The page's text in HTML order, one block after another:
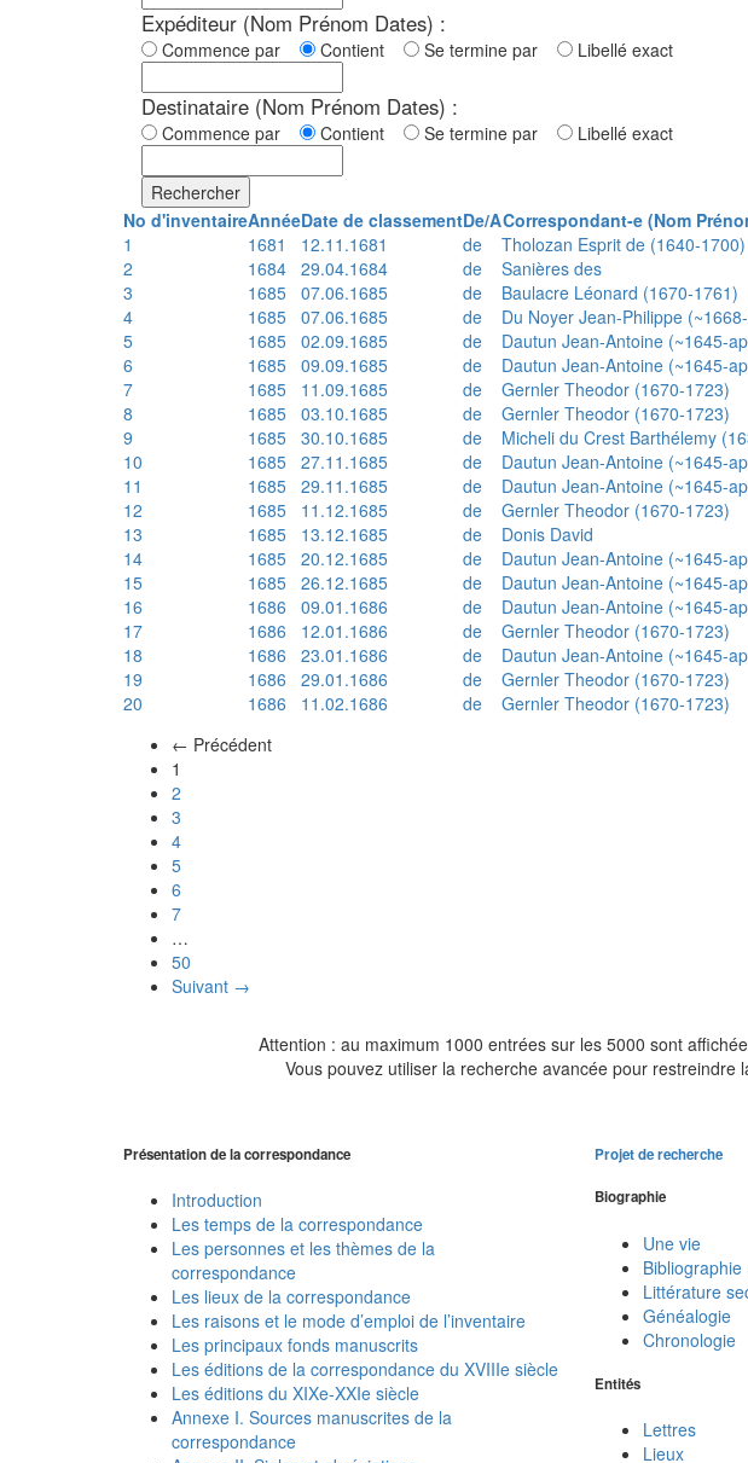
Expéditeur (Nom Prénom Dates) :
Commence par Contient Se termine par Libellé exact
Destinataire (Nom Prénom Dates) :
Commence par Contient Se termine par Libellé exact
Rechercher
No d'inventaireAnnéeDate de classementDe/ACorrespondant-e (Nom
1
1681 12.11.1681 de Tholozan Esprit de (1640-1700)
2
1684 29.04.1684 de Sanières des
3
1685 07.06.1685 de Baulacre Léonard (1670-1761)
4
1685 07.06.1685 de Du Noyer Jean-Philippe
5
1685 02.09.1685 de Dautun Jean-Antoine (~1645-
6
1685 09.09.1685 de Dautun Jean-Antoine (~1645-
7
1685 11.09.1685 de Gernler Theodor (1670-1723)
8
1685 03.10.1685 de Gernler Theodor (1670-1723)
9
1685 30.10.1685 de Micheli du Crest Barthélemy
10
1685 27.11.1685 de Dautun Jean-Antoine (~1645-
11
1685 29.11.1685 de Dautun Jean-Antoine (~1645-
12
1685 11.12.1685 de Gernler Theodor (1670-1723)
13
1685 13.12.1685 de Donis David
14
1685 20.12.1685 de Dautun Jean-Antoine (~1645-
15
1685 26.12.1685 de Dautun Jean-Antoine (~1645-
16
1686 09.01.1686 de Dautun Jean-Antoine (~1645-
17
1686 12.01.1686 de Gernler Theodor (1670-1723)
18
1686 23.01.1686 de Dautun Jean-Antoine (~1645-
19
1686 29.01.1686 de Gernler Theodor (1670-1723)
20
1686 11.02.1686 de Gernler Theodor (1670-1723)
← Précédent
1
2
3
4
5
6
7
…
50
Suivant →
Attention : au maximum 1000 entrées sur les 5000 sont
Vous pouvez utiliser la recherche avancée pour restreindre
Présentation de la correspondance
Introduction
Les temps de la correspondance
Les personnes et les thèmes de la
correspondance
Les lieux de la correspondance
Les raisons et le mode d’emploi de l’inventaire
Les principaux fonds manuscrits
Les éditions de la correspondance du XVIIIe siècle
Les éditions du XIXe-XXIe siècle
Annexe I. Sources manuscrites de la
correspondance
Projet de recherche
Biographie
Une vie
Littérature
Généalogie
Chronologie
Entités
Lettres
Lieux